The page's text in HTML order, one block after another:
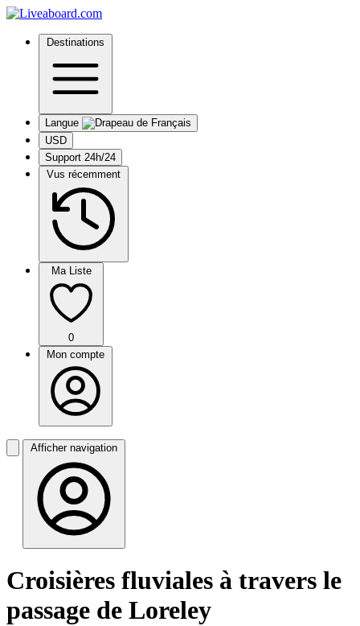
Destinations
Langue
USD
Support 24h/24
Vus récemment
Ma Liste
0
Mon compte
Afficher navigation
Croisières fluviales à travers le
passage de Loreley